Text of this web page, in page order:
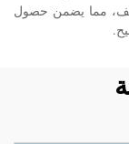
مما يضمن حصول